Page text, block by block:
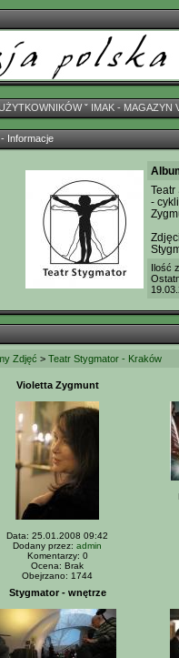
ˇ IMAK - MAGAZYN
Informacje
Teatr
-
Ilość
Zdjęć > Teatr Stygmator - Kraków
Violetta Zygmunt
Data: 25.01.2008 09:42
Dodany przez: admin
Komentarzy: 0
Ocena: Brak
Obejrzano: 1744
Stygmator - wnętrze